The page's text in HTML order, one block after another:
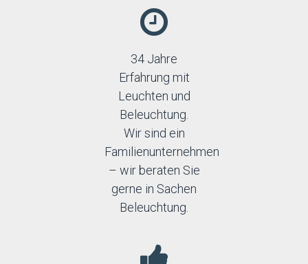
34 Jahre
Erfahrung mit
Leuchten und
Beleuchtung.
Wir sind ein
Familienunternehmen
– wir beraten Sie
gerne in Sachen
Beleuchtung.